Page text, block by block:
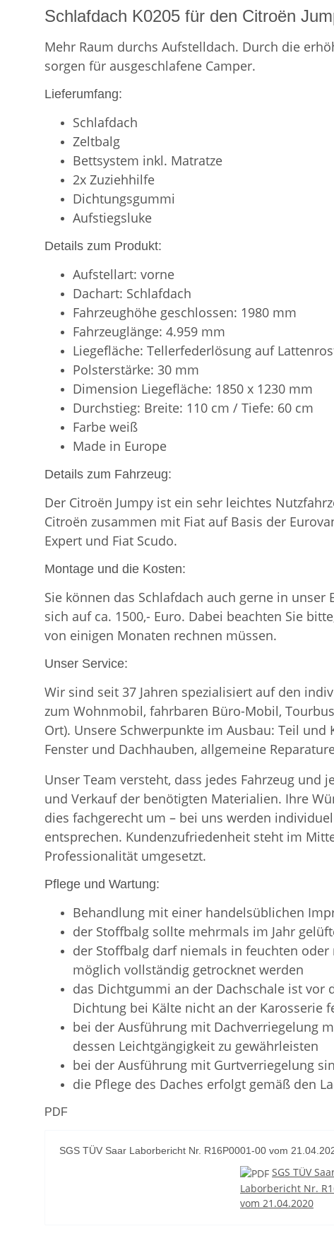
Schlafdach K0205 für den Citroën
Mehr Raum durchs Aufstelldach. Durch die
sorgen für ausgeschlafene Camper.
Lieferumfang:
Schlafdach
Zeltbalg
Bettsystem inkl. Matratze
2x Zuziehhilfe
Dichtungsgummi
Aufstiegsluke
Details zum Produkt:
Aufstellart: vorne
Dachart: Schlafdach
Fahrzeughöhe geschlossen: 1980 mm
Fahrzeuglänge: 4.959 mm
Liegefläche: Tellerfederlösung auf
Polsterstärke: 30 mm
Dimension Liegefläche: 1850 x 1230 mm
Durchstieg: Breite: 110 cm / Tiefe: 60 cm
Farbe weiß
Made in Europe
Details zum Fahrzeug:
Der Citroën Jumpy ist ein sehr leichtes
Citroën zusammen mit Fiat auf Basis der
Expert und Fiat Scudo.
Montage und die Kosten:
Sie können das Schlafdach auch gerne in
sich auf ca. 1500,- Euro. Dabei beachten Sie
von einigen Monaten rechnen müssen.
Unser Service:
Wir sind seit 37 Jahren spezialisiert auf den
zum Wohnmobil, fahrbaren Büro-Mobil,
Ort). Unsere Schwerpunkte im Ausbau: Teil
Fenster und Dachhauben, allgemeine
Unser Team versteht, dass jedes Fahrzeug
und Verkauf der benötigten Materialien. Ihre
dies fachgerecht um – bei uns werden
entsprechen. Kundenzufriedenheit steht im
Professionalität umgesetzt.
Pflege und Wartung:
Behandlung mit einer handelsüblichen
der Stoffbalg sollte mehrmals im Jahr
der Stoffbalg darf niemals in feuchten
möglich vollständig getrocknet werden
das Dichtgummi an der Dachschale ist
Dichtung bei Kälte nicht an der Karosserie
bei der Ausführung mit Dachverriegelung
dessen Leichtgängigkeit zu gewährleisten
bei der Ausführung mit Gurtverriegelung
die Pflege des Daches erfolgt gemäß den
PDF
SGS TÜV Saar Laborbericht Nr. R16P0001-00 vom
SGS TÜV
Laborbericht Nr.
vom 21.04.2020